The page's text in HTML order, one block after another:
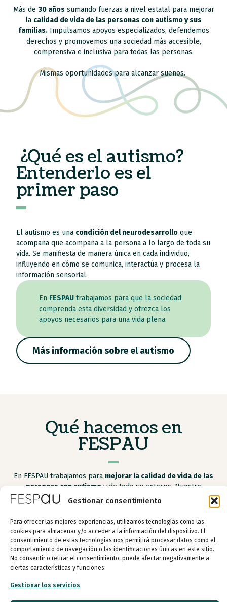
Gestionar consentimiento
Para ofrecer las mejores experiencias, utilizamos tecnologías como las
cookies para almacenar y/o acceder a la información del dispositivo. El
consentimiento de estas tecnologías nos permitirá procesar datos como el
comportamiento de navegación o las identificaciones únicas en este sitio.
No consentir o retirar el consentimiento, puede afectar negativamente a
ciertas características y funciones.
Gestionar los servicios
Más de 30 años sumando fuerzas a nivel estatal para mejorar
la calidad de vida de las personas con autismo y sus
familias.Impulsamos apoyos especializados, defendemos
derechos y promovemos una sociedad más accesible,
comprensiva e inclusiva para todas las personas.
Mismas oportunidades para alcanzar sueños.
¿Qué es el autismo?
Entenderlo es el
primer paso
El autismo es una condición del neurodesarrollo que
acompaña que acompaña a la persona a lo largo de toda su
vida. Se manifiesta de manera única en cada individuo,
influyendo en cómo se comunica, interactúa y procesa la
información sensorial.
En FESPAU trabajamos para que la sociedad
comprenda esta diversidad y ofrezca los
apoyos necesarios para una vida plena.
Más información sobre el autismo
Qué hacemos en
FESPAU
En FESPAU trabajamos para mejorar la calidad de vida de las
personas con autismo y de todo su entorno. Nuestro
compromiso es ofrecer unapoyo integrala través de cuatro
Apoyo a las personas con autismo
Apoyo a los apoyos